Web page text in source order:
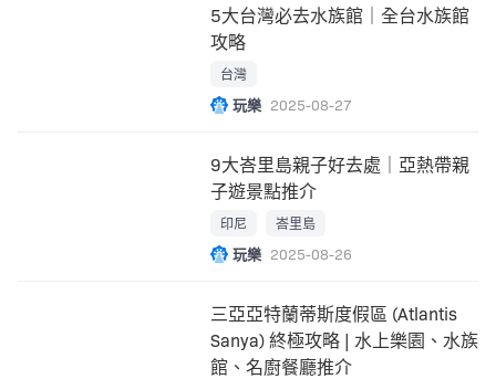
5大台灣必去水族館｜全台水族館
攻略
台灣
玩樂 2025-08-27
9大峇里島親子好去處｜亞熱帶親
子遊景點推介
印尼 峇里島
玩樂 2025-08-26
三亞亞特蘭蒂斯度假區 (Atlantis
Sanya) 終極攻略 | 水上樂園、水族
館、名廚餐廳推介